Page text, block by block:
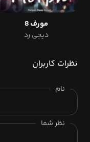
مورف 8
دیجی رد
نظرات کاربران
نام
نظر شما